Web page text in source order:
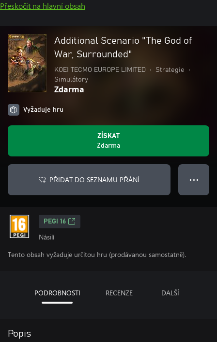
Přeskočit na hlavní obsah
Additional Scenario "The God of
War, Surrounded"
KOEI TECMO EUROPE LIMITED • Strategie
•
Simulátory
Zdarma
Vyžaduje hru
ZÍSKAT
Zdarma
PŘIDAT DO SEZNAMU PŘÁNÍ ● ● ●
PEGI 16
Násilí
Tento obsah vyžaduje určitou hru (prodávanou samostatně).
PODROBNOSTI RECENZE DALŠÍ
Popis